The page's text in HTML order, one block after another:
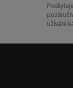
užívání